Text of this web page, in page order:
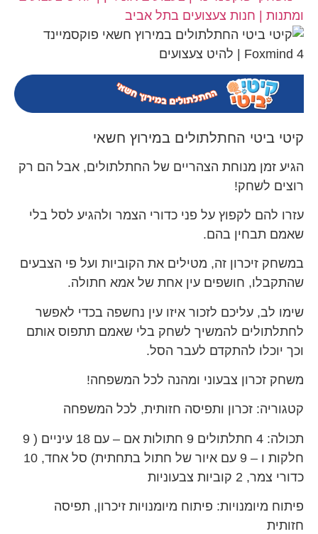
קיטי ביטי החתלתולים במירוץ חשאי
הגיע זמן מנוחת הצהריים של החתלתולים, אבל הם רק
רוצים לשחק!
עזרו להם לקפוץ על פני כדורי הצמר ולהגיע לסל בלי
שאמם תבחין בהם.
במשחק זיכרון זה, מטילים את הקוביות ועל פי הצבעים
שהתקבלו, חושפים עין אחת של אמא חתולה.
שימו לב, עליכם לזכור איזו עין נחשפה בכדי לאפשר
לחתלתולים להמשיך לשחק בלי שאמם תתפוס אותם
וכך יוכלו להתקדם לעבר הסל.
משחק זכרון צבעוני ומהנה לכל המשפחה!
קטגוריה: זכרון ותפיסה חזותית, לכל המשפחה
תכולה: 4 חתלתולים 9 חתולות אם – עם 18 עיניים ( 9
חלקות ו – 9 עם איור של חתול בתחתית) סל אחד, 10
כדורי צמר, 2 קוביות צבעוניות
פיתוח מיומנויות: פיתוח מיומנויות זיכרון, תפיסה
חזותית